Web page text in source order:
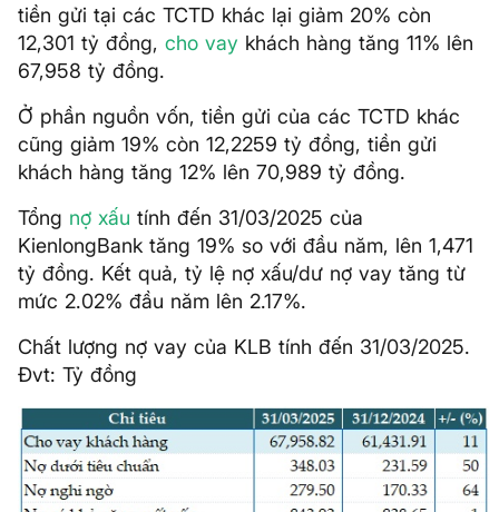
tiền gửi tại các TCTD khác lại giảm 20% còn
12,301 tỷ đồng, cho vay khách hàng tăng 11% lên
67,958 tỷ đồng.
Ở phần nguồn vốn, tiền gửi của các TCTD khác
cũng giảm 19% còn 12,2259 tỷ đồng, tiền gửi
khách hàng tăng 12% lên 70,989 tỷ đồng.
Tổng nợ xấu tính đến 31/03/2025 của
KienlongBank tăng 19% so với đầu năm, lên 1,471
tỷ đồng. Kết quả, tỷ lệ nợ xấu/dư nợ vay tăng từ
mức 2.02% đầu năm lên 2.17%.
Chất lượng nợ vay của KLB tính đến 31/03/2025.
Đvt: Tỷ đồng